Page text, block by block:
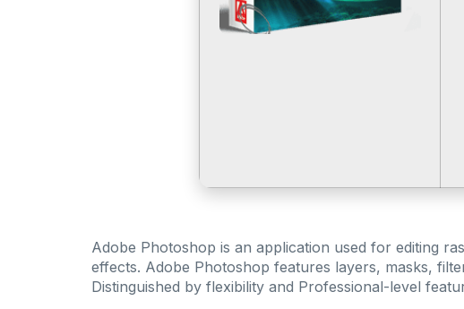
Adobe Photoshop is an application used for editing
effects. Adobe Photoshop features layers, masks,
Distinguished by flexibility and Professional-level